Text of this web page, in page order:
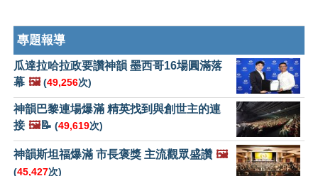
專題報導
瓜達拉哈拉政要讚神韻 墨西哥16場圓滿落
幕 🖼️ (49,256次)
神韻巴黎連場爆滿 精英找到與創世主的連
接 🖼️📝 (49,619次)
神韻斯坦福爆滿 市長褒獎 主流觀眾盛讚 🖼️
(45,427次)